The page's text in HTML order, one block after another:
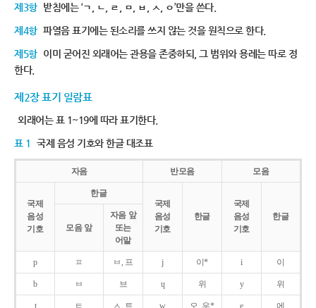
제3항 받침에는 ‘ㄱ, ㄴ, ㄹ, ㅁ, ㅂ, ㅅ, ㅇ’만을 쓴다.
제4항 파열음 표기에는 된소리를 쓰지 않는 것을 원칙으로 한다.
제5항 이미 굳어진 외래어는 관용을 존중하되, 그 범위와 용례는 따로 정
한다.
제2장 표기 일람표
외래어는 표 1~19에 따라 표기한다.
표 1 국제 음성 기호와 한글 대조표
자음 반모음 모음
국제
음성
기호
한글
국제
음성
기호
한글
국제
음성
기호
한글
모음 앞
자음 앞
또는
어말
p ㅍ ㅂ, 프 j 이* i 이
b ㅂ 브 ɥ 위 y 위
t ㅌ ㅅ, 트 w 오, 우* e 에